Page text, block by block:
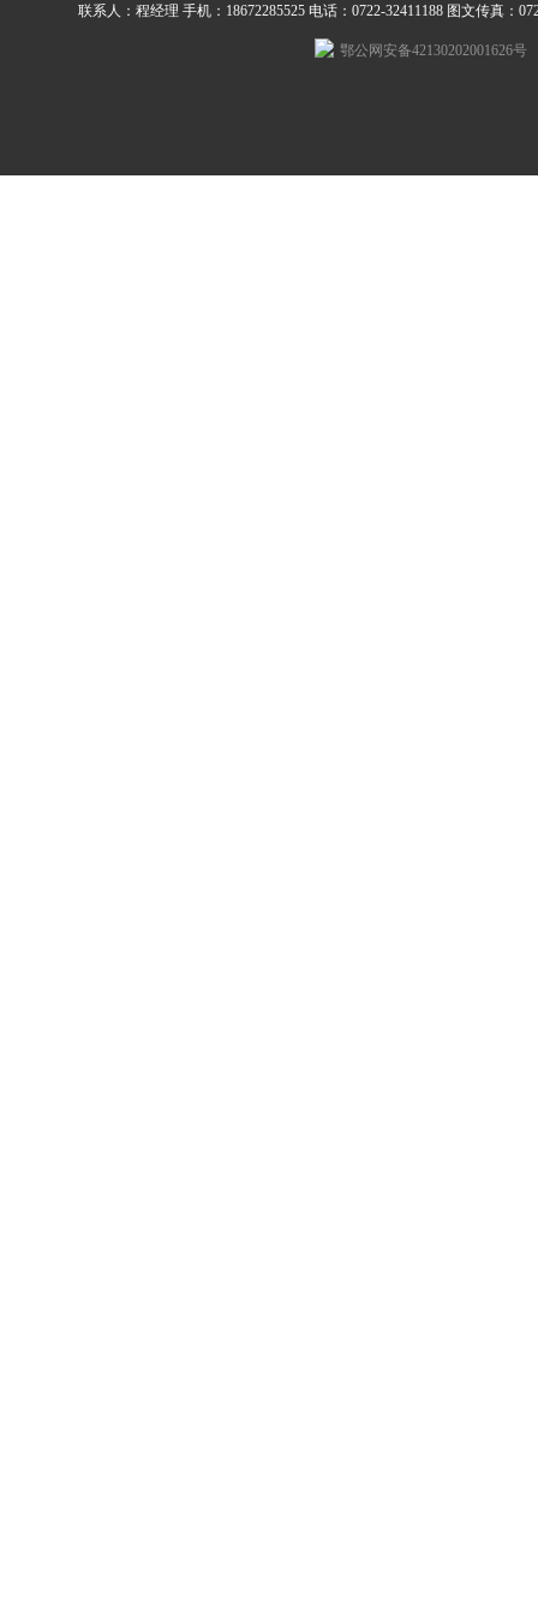
联系人：程经理 手机：18672285525 电话：0722-32411188 图文传真：
鄂公网安备42130202001626号